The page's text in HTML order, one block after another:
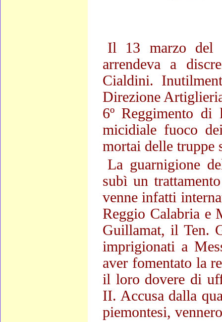
Il 13 marzo del
arrendeva a
Cialdini.
Direzione
6º Reggimento di
micidiale fuoco
mortai delle truppe
La guarnigione
subì un
venne infatti
Reggio Calabria
Guillamat, il Ten.
imprigionati a
aver fomentato la
il loro dovere di
II. Accusa dalla
piemontesi,